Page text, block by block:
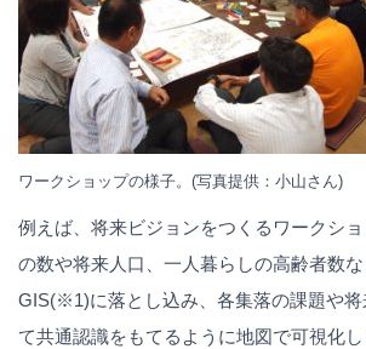
ワークショップの様子。(写真提供：小山さん)
例えば、将来ビジョンをつくるワークシ
の数や将来人口、一人暮らしの高齢者数
GIS(※1)に落とし込み、各集落の課題や将
て共通認識をもてるように地図で可視化